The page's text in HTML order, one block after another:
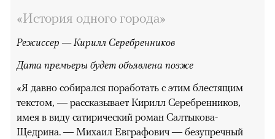
«История одного города»
Режиссер — Кирилл Серебренников
Дата премьеры будет объявлена позже
«Я давно собирался поработать с этим блестящим
текстом, — рассказывает Кирилл Серебренников,
имея в виду сатирический роман Салтыкова-
Щедрина. — Михаил Евграфович — безупречный